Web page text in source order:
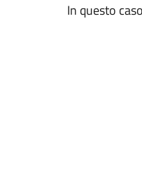
In questo